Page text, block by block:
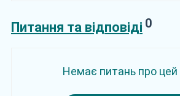
Питання та відповіді 0
Немає питань про цей